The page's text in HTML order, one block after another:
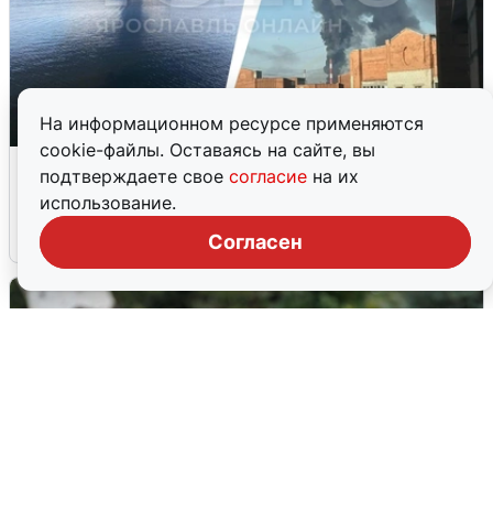
На информационном ресурсе применяются
cookie-файлы. Оставаясь на сайте, вы
подтверждаете свое согласие на их
использование.
Согласен
Ночная атака БПЛА на Ярославль:
попадания и последствия
6 августа